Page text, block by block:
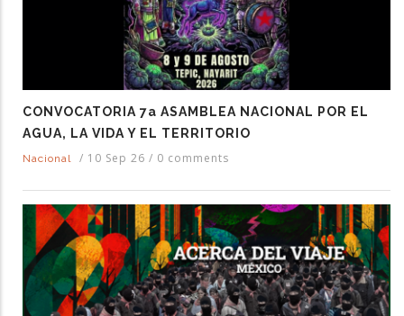
CONVOCATORIA 7a ASAMBLEA NACIONAL POR EL
AGUA, LA VIDA Y EL TERRITORIO
Nacional / 10 Sep 26 / 0 comments